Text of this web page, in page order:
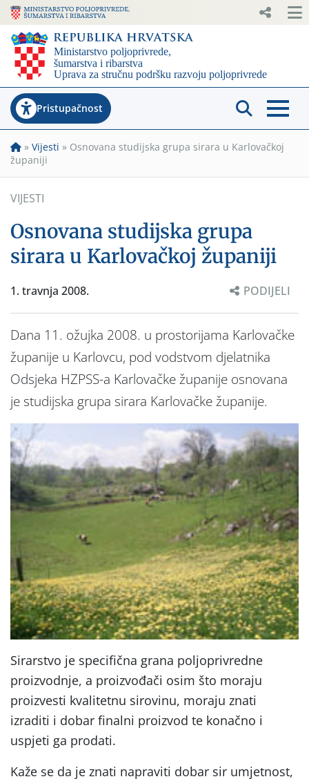
Pristupačnost
» Vijesti » Osnovana studijska grupa sirara u Karlovačkoj
županiji
VIJESTI
Osnovana studijska grupa
sirara u Karlovačkoj županiji
1. travnja 2008. PODIJELI
Dana 11. ožujka 2008. u prostorijama Karlovačke
županije u Karlovcu, pod vodstvom djelatnika
Odsjeka HZPSS-a Karlovačke županije osnovana
je studijska grupa sirara Karlovačke županije.
Sirarstvo je specifična grana poljoprivredne
proizvodnje, a proizvođači osim što moraju
proizvesti kvalitetnu sirovinu, moraju znati
izraditi i dobar finalni proizvod te konačno i
uspjeti ga prodati.
Kaže se da je znati napraviti dobar sir umjetnost,